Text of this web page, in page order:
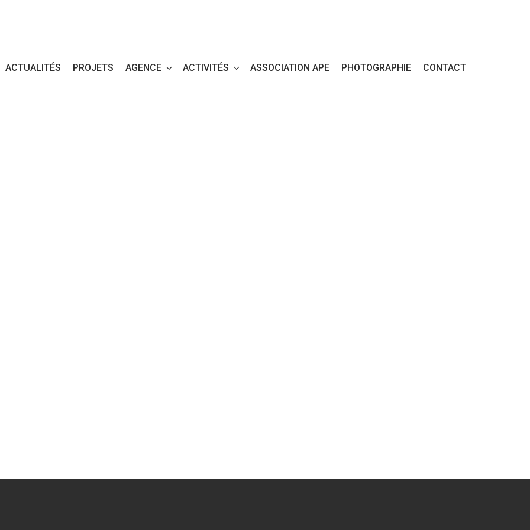
ACTUALITÉS PROJETS AGENCE ACTIVITÉS ASSOCIATION APE PHOTOGRAPHIE CONTACT